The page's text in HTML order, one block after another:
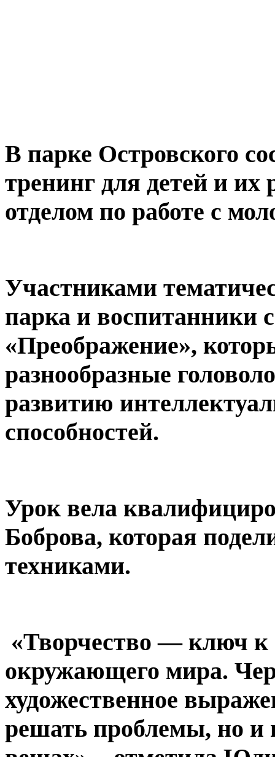
В парке Островского
тренинг для детей и их
отделом по работе с
Участниками
парка и воспитанники
«Преображение»,
разнообразные
развитию
способностей.
Урок вела
Боброва, которая
техниками.
«Творчество — ключ
окружающего мира.
художественное
решать проблемы, но и